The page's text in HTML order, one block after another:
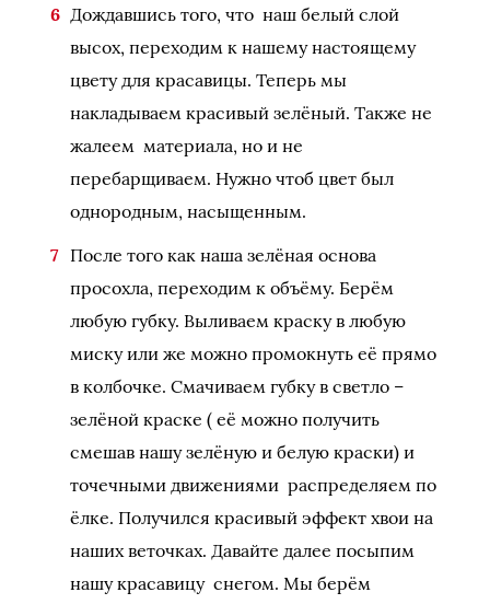
Дождавшись того, что наш белый слой
высох, переходим к нашему настоящему
цвету для красавицы. Теперь мы
накладываем красивый зелёный. Также не
жалеем материала, но и не
перебарщиваем. Нужно чтоб цвет был
однородным, насыщенным.
После того как наша зелёная основа
просохла, переходим к объёму. Берём
любую губку. Выливаем краску в любую
миску или же можно промокнуть её прямо
в колбочке. Смачиваем губку в светло –
зелёной краске ( её можно получить
смешав нашу зелёную и белую краски) и
точечными движениями распределяем по
ёлке. Получился красивый эффект хвои на
наших веточках. Давайте далее посыпим
нашу красавицу снегом. Мы берём